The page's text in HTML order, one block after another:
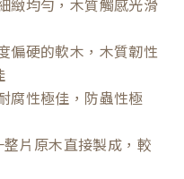
緻均勻，木質觸感光滑
偏硬的軟木，木質韌性
腐性極佳，防蟲性極
片原木直接製成，較